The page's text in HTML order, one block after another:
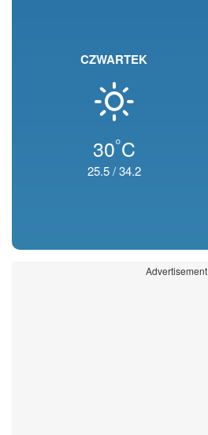
CZWARTEK
30°C
25.5/34.2
Advertisement